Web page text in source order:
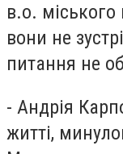
в.о.
вони не
питання не
- Андрія
житті,